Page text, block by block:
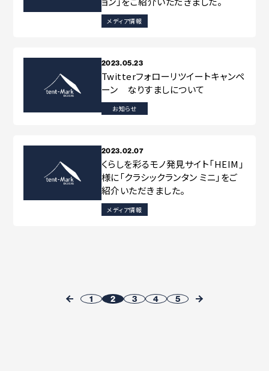
メディア情報
2023.05.23
Twitterフォローリツイートキャンペ
ーン なりすましについて
お知らせ
2023.02.07
くらしを彩るモノ発見サイト「HEIM」
様に「クラシックランタン ミニ」をご
紹介いただきました。
メディア情報
1 2 3 4 5